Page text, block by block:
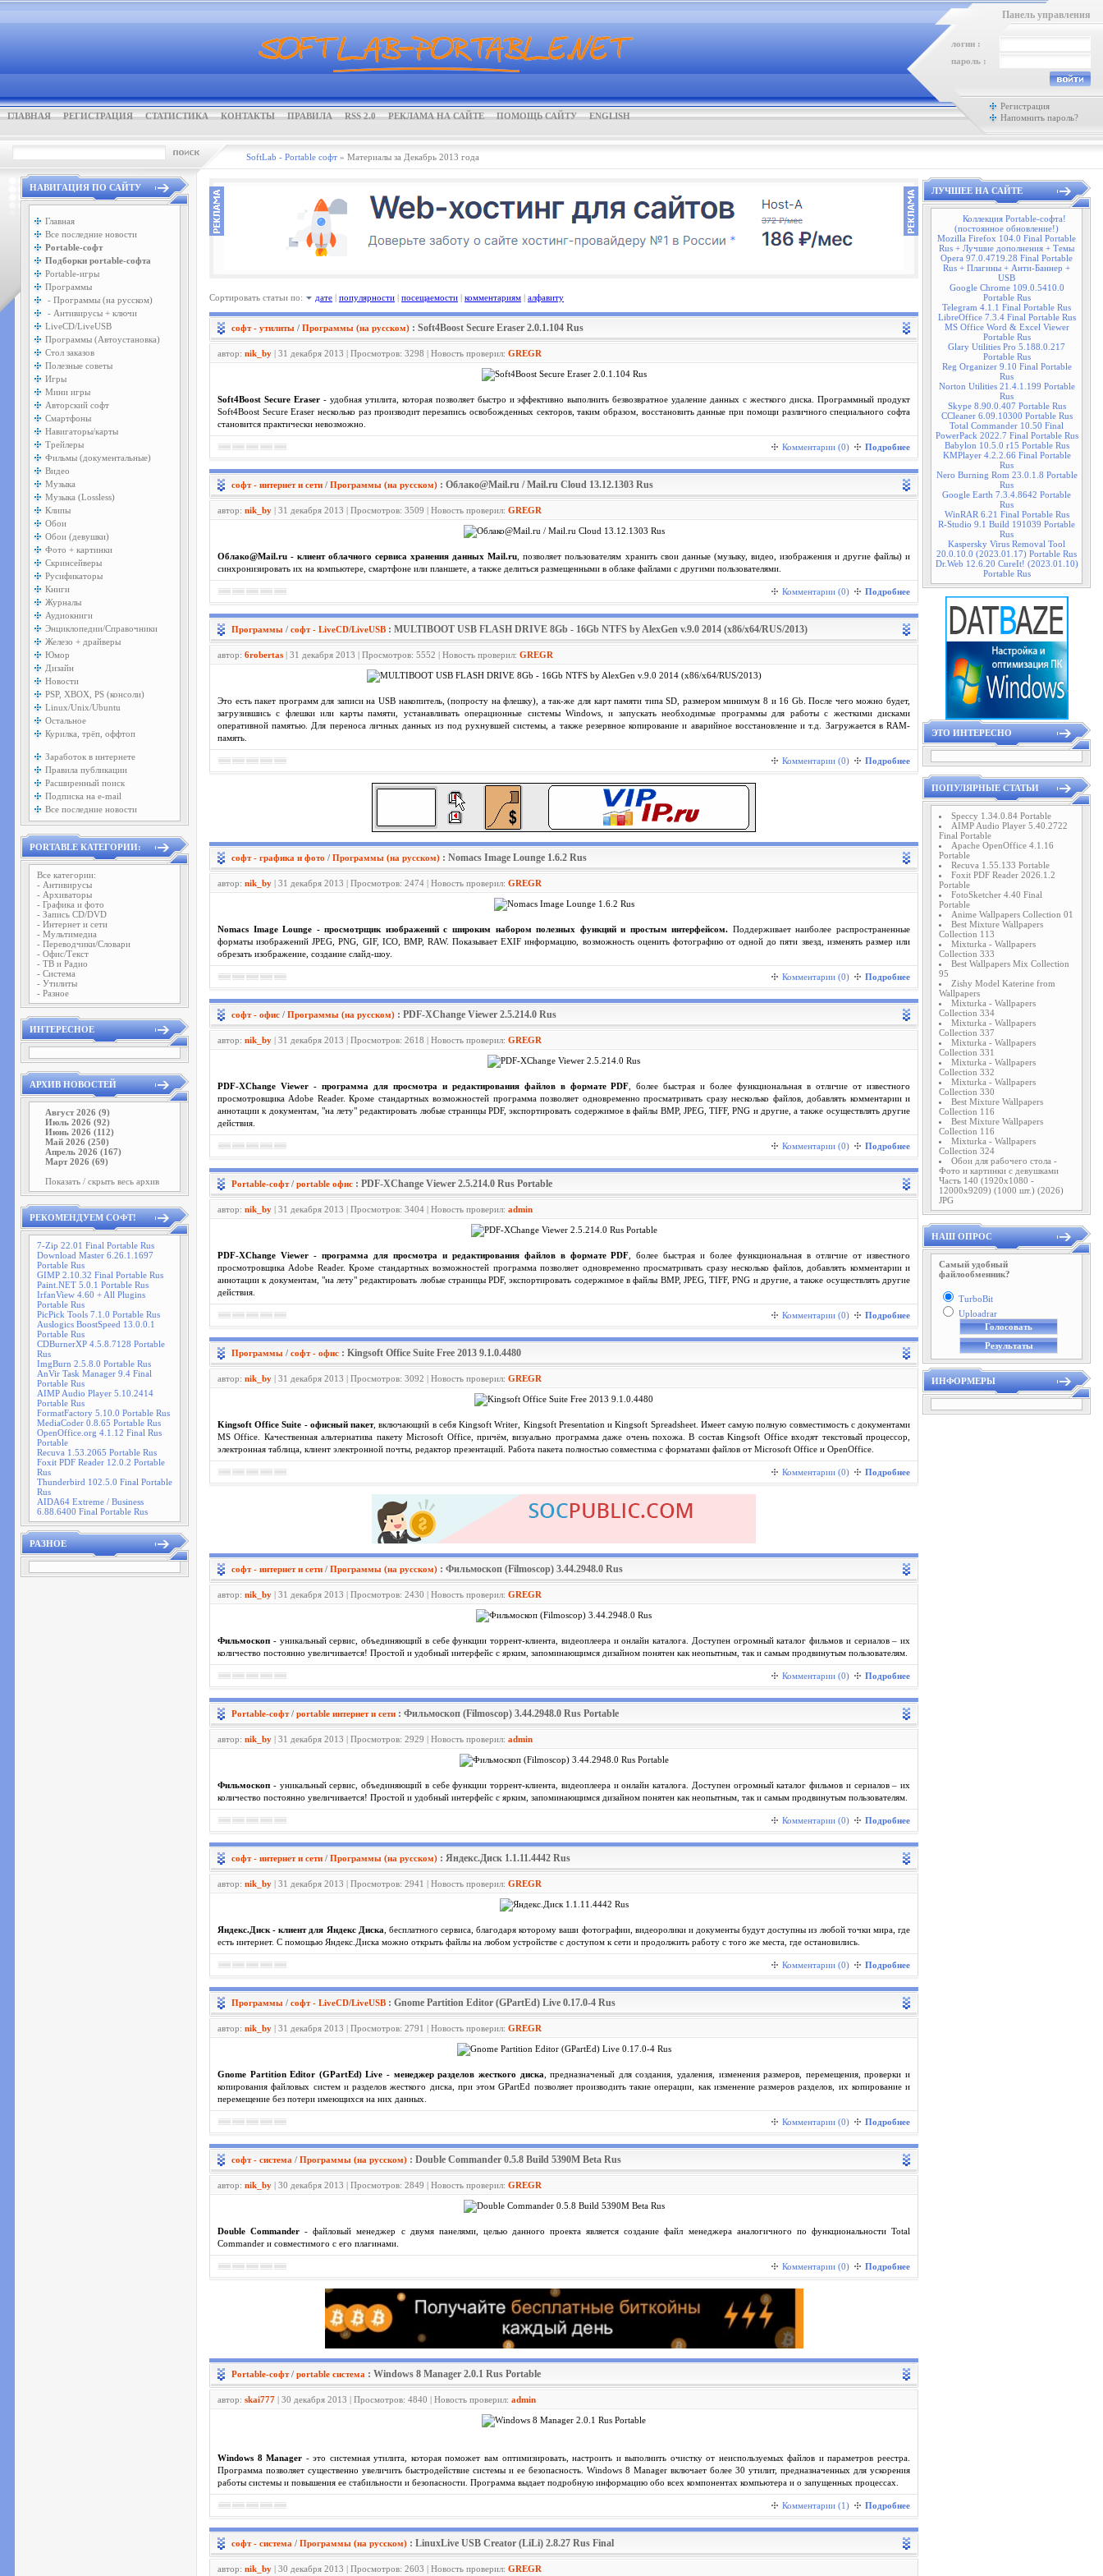
ГЛАВНАЯ РЕГИСТРАЦИЯ СТАТИСТИКА КОНТАКТЫ ПРАВИЛА RSS 2.0 РЕКЛАМА НА САЙТЕ ПОМОЩЬ САЙТУ ENGLISH
Панель управления
логин :
пароль :
Регистрация
Напомнить пароль?
SoftLab - Portable софт » Материалы за Декабрь 2013 года
НАВИГАЦИЯ ПО САЙТУ
Главная
Все последние новости
Portable-софт
Подборки portable-софта
Portable-игры
Программы
- Программы (на русском)
- Антивирусы + ключи
LiveCD/LiveUSB
Программы (Автоустановка)
Стол заказов
Полезные советы
Игры
Мини игры
Авторский софт
Смартфоны
Навигаторы/карты
Трейлеры
Фильмы (документальные)
Видео
Музыка
Музыка (Lossless)
Клипы
Обои
Обои (девушки)
Фото + картинки
Скринсейверы
Русификаторы
Книги
Журналы
Аудиокниги
Энциклопедии/Справочники
Железо + драйверы
Юмор
Дизайн
Новости
PSP, XBOX, PS (консоли)
Linux/Unix/Ubuntu
Остальное
Курилка, трёп, оффтоп
Заработок в интернете
Правила публикации
Расширенный поиск
Подписка на e-mail
Все последние новости
PORTABLE КАТЕГОРИИ:
Все категории:
- Антивирусы
- Архиваторы
- Графика и фото
- Запись CD/DVD
- Интернет и сети
- Мультимедиа
- Переводчики/Словари
- Офис/Текст
- ТВ и Радио
- Система
- Утилиты
- Разное
ИНТЕРЕСНОЕ
АРХИВ НОВОСТЕЙ
Август 2026 (9)
Июль 2026 (92)
Июнь 2026 (112)
Май 2026 (250)
Апрель 2026 (167)
Март 2026 (69)
Показать / скрыть весь архив
РЕКОМЕНДУЕМ СОФТ!
7-Zip 22.01 Final Portable Rus
Download Master 6.26.1.1697
Portable Rus
GIMP 2.10.32 Final Portable Rus
Paint.NET 5.0.1 Portable Rus
IrfanView 4.60 + All Plugins
Portable Rus
PicPick Tools 7.1.0 Portable Rus
Auslogics BoostSpeed 13.0.0.1
Portable Rus
CDBurnerXP 4.5.8.7128 Portable
Rus
ImgBurn 2.5.8.0 Portable Rus
AnVir Task Manager 9.4 Final
Portable Rus
AIMP Audio Player 5.10.2414
Portable Rus
FormatFactory 5.10.0 Portable Rus
MediaCoder 0.8.65 Portable Rus
OpenOffice.org 4.1.12 Final Rus
Portable
Recuva 1.53.2065 Portable Rus
Foxit PDF Reader 12.0.2 Portable
Rus
Thunderbird 102.5.0 Final Portable
Rus
AIDA64 Extreme / Business
6.88.6400 Final Portable Rus
РАЗНОЕ
Сортировать статьи по: дате | популярности | посещаемости | комментариям | алфавиту
софт - утилиты / Программы (на русском) : Soft4Boost Secure Eraser 2.0.1.104 Rus
автор: nik_by | 31 декабря 2013 | Просмотров: 3298 | Новость проверил: GREGR
Soft4Boost Secure Eraser- удобная утилита, которая позволяет быстро и эффективно выполнить безвозвратное удаление данных с жесткого диска. Программный продукт
Soft4Boost Secure Eraser несколько раз производит перезапись освобожденных секторов, таким образом, восстановить данные при помощи различного специального софта
становится практически невозможно.
Комментарии (0) Подробнее
софт - интернет и сети / Программы (на русском) : Облако@Mail.ru / Mail.ru Cloud 13.12.1303 Rus
автор: nik_by | 31 декабря 2013 | Просмотров: 3509 | Новость проверил: GREGR
Облако@Mail.ru - клиент облачного сервиса хранения данных Mail.ru , позволяет пользователям хранить свои данные (музыку, видео, изображения и другие файлы) и
синхронизировать их на компьютере, смартфоне или планшете, а также делиться размещенными в облаке файлами с другими пользователями.
Комментарии (0) Подробнее
Программы / софт - LiveCD/LiveUSB : MULTIBOOT USB FLASH DRIVE 8Gb - 16Gb NTFS by AlexGen v.9.0 2014 (x86/x64/RUS/2013)
автор: 6robertas | 31 декабря 2013 | Просмотров: 5552 | Новость проверил: GREGR
Это есть пакет программ для записи на USB накопитель, (попросту на флешку), а так-же для карт памяти типа SD, размером минимум 8 и 16 Gb. После чего можно будет,
загрузившись с флешки или карты памяти, устанавливать операционные системы Windows, и запускать необходимые программы для работы с жесткими дисками
оперативной памятью. Для переноса личных данных из под рухнувшей системы, а также резервное копирование и аварийное восстановление и т.д. Загружается в RAM-
память.
Комментарии (0) Подробнее
софт - графика и фото / Программы (на русском) : Nomacs Image Lounge 1.6.2 Rus
автор: nik_by | 31 декабря 2013 | Просмотров: 2474 | Новость проверил: GREGR
Nomacs Image Lounge - просмотрщик изображений с широким набором полезных функций и простым интерфейсом. Поддерживает наиболее распространенные
форматы изображений JPEG, PNG, GIF, ICO, BMP, RAW. Показывает EXIF информацию, возможность оценить фотографию от одной до пяти звезд, изменять размер или
обрезать изображение, создание слайд-шоу.
Комментарии (0) Подробнее
софт - офис / Программы (на русском) : PDF-XChange Viewer 2.5.214.0 Rus
автор: nik_by | 31 декабря 2013 | Просмотров: 2618 | Новость проверил: GREGR
PDF-XChange Viewer - программа для просмотра и редактирования файлов в формате PDF , более быстрая и более функциональная в отличие от известного
просмотровщика Adobe Reader. Кроме стандартных возможностей программа позволяет одновременно просматривать сразу несколько файлов, добавлять комментарии и
аннотации к документам, "на лету" редактировать любые страницы PDF, экспортировать содержимое в файлы BMP, JPEG, TIFF, PNG и другие, а также осуществлять другие
действия.
Комментарии (0) Подробнее
Portable-софт/ portable офис : PDF-XChange Viewer 2.5.214.0 Rus Portable
автор: nik_by | 31 декабря 2013 | Просмотров: 3404 | Новость проверил: admin
PDF-XChange Viewer - программа для просмотра и редактирования файлов в формате PDF , более быстрая и более функциональная в отличие от известного
просмотровщика Adobe Reader. Кроме стандартных возможностей программа позволяет одновременно просматривать сразу несколько файлов, добавлять комментарии и
аннотации к документам, "на лету" редактировать любые страницы PDF, экспортировать содержимое в файлы BMP, JPEG, TIFF, PNG и другие, а также осуществлять другие
действия.
Комментарии (0) Подробнее
Программы / софт - офис : Kingsoft Office Suite Free 2013 9.1.0.4480
автор: nik_by | 31 декабря 2013 | Просмотров: 3092 | Новость проверил: GREGR
Kingsoft Office Suite - офисный пакет, включающий в себя Kingsoft Writer, Kingsoft Presentation и Kingsoft Spreadsheet. Имеет самую полную совместимость с документами
MS Office. Качественная альтернатива пакету Microsoft Office, причём, визуально программа даже очень похожа. В состав Kingsoft Office входят текстовый процессор,
электронная таблица, клиент электронной почты, редактор презентаций. Работа пакета полностью совместима с форматами файлов от Microsoft Office и OpenOffice.
Комментарии (0) Подробнее
софт - интернет и сети / Программы (на русском) : Фильмоскоп (Filmoscop) 3.44.2948.0 Rus
автор: nik_by | 31 декабря 2013 | Просмотров: 2430 | Новость проверил: GREGR
Фильмоскоп - уникальный сервис, объединяющий в себе функции торрент-клиента, видеоплеера и онлайн каталога. Доступен огромный каталог фильмов и сериалов – их
количество постоянно увеличивается! Простой и удобный интерфейс с ярким, запоминающимся дизайном понятен как неопытным, так и самым продвинутым пользователям.
Комментарии (0) Подробнее
Portable-софт/ portable интернет и сети : Фильмоскоп (Filmoscop) 3.44.2948.0 Rus Portable
автор: nik_by | 31 декабря 2013 | Просмотров: 2929 | Новость проверил: admin
Фильмоскоп - уникальный сервис, объединяющий в себе функции торрент-клиента, видеоплеера и онлайн каталога. Доступен огромный каталог фильмов и сериалов – их
количество постоянно увеличивается! Простой и удобный интерфейс с ярким, запоминающимся дизайном понятен как неопытным, так и самым продвинутым пользователям.
Комментарии (0) Подробнее
софт - интернет и сети / Программы (на русском) : Яндекс.Диск 1.1.11.4442 Rus
автор: nik_by | 31 декабря 2013 | Просмотров: 2941 | Новость проверил: GREGR
Яндекс.Диск - клиент для Яндекс Диска , бесплатного сервиса, благодаря которому ваши фотографии, видеоролики и документы будут доступны из любой точки мира, где
есть интернет. С помощью Яндекс.Диска можно открыть файлы на любом устройстве с доступом к сети и продолжить работу с того же места, где остановились.
Комментарии (0) Подробнее
Программы / софт - LiveCD/LiveUSB : Gnome Partition Editor (GPartEd) Live 0.17.0-4 Rus
автор: nik_by | 31 декабря 2013 | Просмотров: 2791 | Новость проверил: GREGR
Gnome Partition Editor (GPartEd) Live - менеджер разделов жесткого диска , предназначеный для создания, удаления, изменения размеров, перемещения, проверки и
копирования файловых систем и разделов жесткого диска, при этом GPartEd позволяет производить такие операции, как изменение размеров разделов, их копирование и
перемещение без потери имеющихся на них данных.
Комментарии (0) Подробнее
софт - система / Программы (на русском) : Double Commander 0.5.8 Build 5390M Beta Rus
автор: nik_by | 30 декабря 2013 | Просмотров: 2849 | Новость проверил: GREGR
Double Commander- файловый менеджер с двумя панелями, целью данного проекта является создание файл менеджера аналогичного по функциональности Total
Commander и совместимого с его плагинами.
Комментарии (0) Подробнее
Portable-софт/ portable система : Windows 8 Manager 2.0.1 Rus Portable
автор: skai777 | 30 декабря 2013 | Просмотров: 4840 | Новость проверил: admin
Windows 8 Manager - это системная утилита, которая поможет вам оптимизировать, настроить и выполнить очистку от неиспользуемых файлов и параметров реестра.
Программа позволяет существенно увеличить быстродействие системы и ее безопасность. Windows 8 Manager включает более 30 утилит, предназначенных для ускорения
работы системы и повышения ее стабильности и безопасности. Программа выдает подробную информацию обо всех компонентах компьютера и о запущенных процессах.
Комментарии (1) Подробнее
софт - система / Программы (на русском) : LinuxLive USB Creator (LiLi) 2.8.27 Rus Final
автор: nik_by | 30 декабря 2013 | Просмотров: 2603 | Новость проверил: GREGR
ЛУЧШЕЕ НА САЙТЕ
Коллекция Portable-софта!
(постоянное обновление!)
Mozilla Firefox 104.0 Final Portable
Rus + Лучшие дополнения + Темы
Opera 97.0.4719.28 Final Portable
Rus + Плагины + Анти-Баннер +
USB
Google Chrome 109.0.5410.0
Portable Rus
Telegram 4.1.1 Final Portable Rus
LibreOffice 7.3.4 Final Portable Rus
MS Office Word & Excel Viewer
Portable Rus
Glary Utilities Pro 5.188.0.217
Portable Rus
Reg Organizer 9.10 Final Portable
Rus
Norton Utilities 21.4.1.199 Portable
Rus
Skype 8.90.0.407 Portable Rus
CCleaner 6.09.10300 Portable Rus
Total Commander 10.50 Final
PowerPack 2022.7 Final Portable Rus
Babylon 10.5.0 r15 Portable Rus
KMPlayer 4.2.2.66 Final Portable
Rus
Nero Burning Rom 23.0.1.8 Portable
Rus
Google Earth 7.3.4.8642 Portable
Rus
WinRAR 6.21 Final Portable Rus
R-Studio 9.1 Build 191039 Portable
Rus
Kaspersky Virus Removal Tool
20.0.10.0 (2023.01.17) Portable Rus
Dr.Web 12.6.20 CureIt! (2023.01.10)
Portable Rus
ЭТО ИНТЕРЕСНО
ПОПУЛЯРНЫЕ СТАТЬИ
Speccy 1.34.0.84 Portable
AIMP Audio Player 5.40.2722
Final Portable
Apache OpenOffice 4.1.16
Portable
Recuva 1.55.133 Portable
Foxit PDF Reader 2026.1.2
Portable
FotoSketcher 4.40 Final
Portable
Anime Wallpapers Collection 01
Best Mixture Wallpapers
Collection 113
Mixturka - Wallpapers
Collection 333
Best Wallpapers Mix Collection
95
Zishy Model Katerine from
Wallpapers
Mixturka - Wallpapers
Collection 334
Mixturka - Wallpapers
Collection 337
Mixturka - Wallpapers
Collection 331
Mixturka - Wallpapers
Collection 332
Mixturka - Wallpapers
Collection 330
Best Mixture Wallpapers
Collection 116
Best Mixture Wallpapers
Collection 116
Mixturka - Wallpapers
Collection 324
Обои для рабочего стола -
Фото и картинки с девушками
Часть 140 (1920x1080 -
12000x9209) (1000 шт.) (2026)
JPG
НАШ ОПРОС
Самый удобный
файлообменник?
TurboBit
Uploadrar
ИНФОРМЕРЫ